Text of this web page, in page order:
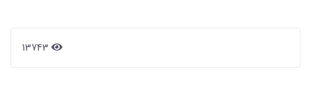
13743